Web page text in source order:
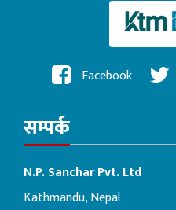
Facebook
सम्पर्क
N.P. Sanchar Pvt. Ltd
Kathmandu, Nepal